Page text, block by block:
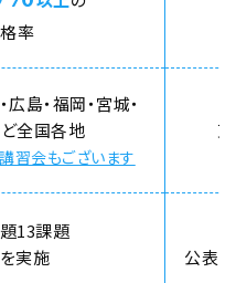
率
広島・福岡・宮城・
全国各地
習会もございます
13課題
実施
公表